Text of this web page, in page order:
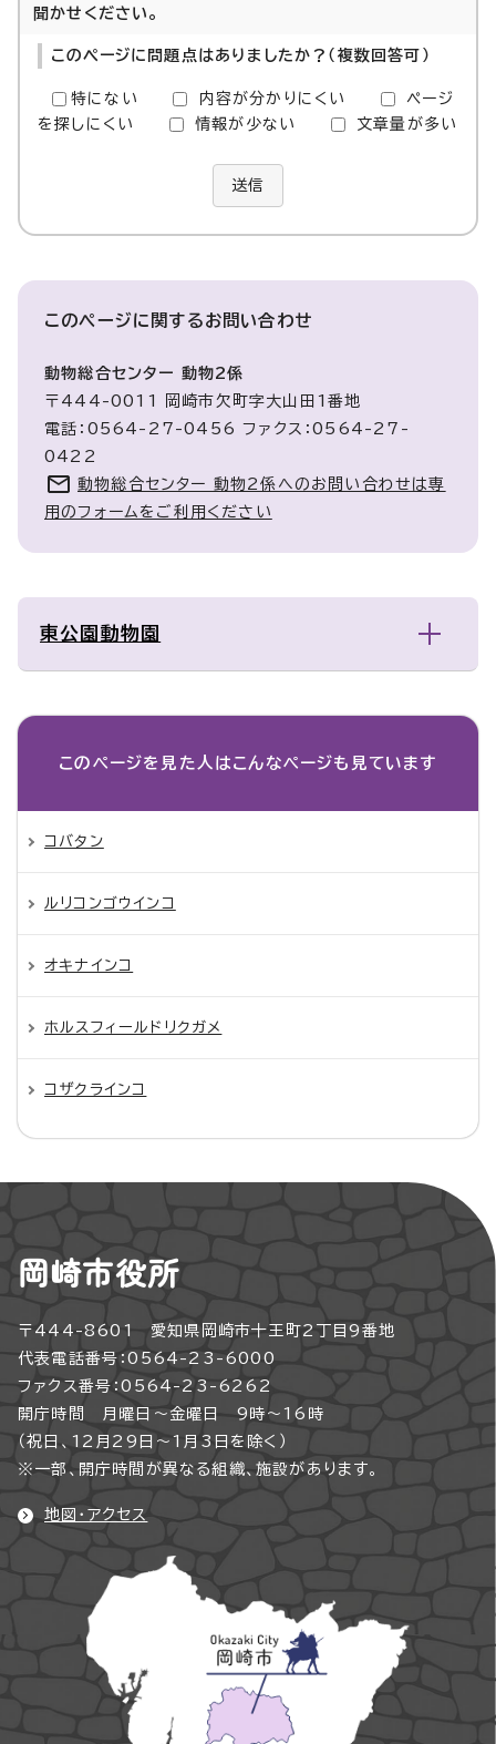
聞かせください。
このページに問題点はありましたか？（複数回答可）
特にない 内容が分かりにくい
ページ
を探しにくい
情報が少ない 文章量が多い
送信
このページに関するお問い合わせ
動物総合センター 動物2係
〒444-0011 岡崎市欠町字大山田1番地
電話：0564-27-0456 ファクス：0564-27-
0422
動物総合センター 動物2係へのお問い合わせは専
用のフォームをご利用ください
東公園動物園
このページを見た人は こんなページも見ています
コバタン
ルリコンゴウインコ
オキナインコ
ホルスフィールドリクガメ
コザクラインコ
岡崎市役所
〒444-8601 愛知県岡崎市十王町2丁目9番地
代表電話番号：0564-23-6000
ファクス番号：0564-23-6262
開庁時間 月曜日～金曜日 9時～16時
（祝日、12月29日～1月3日を除く）
※一部、開庁時間が異なる組織、施設があります。
地図・アクセス